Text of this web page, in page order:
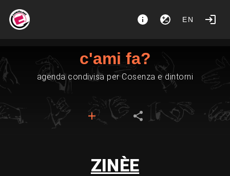
EN
c'ami fa?
agenda condivisa per Cosenza e dintorni
ZINÈE